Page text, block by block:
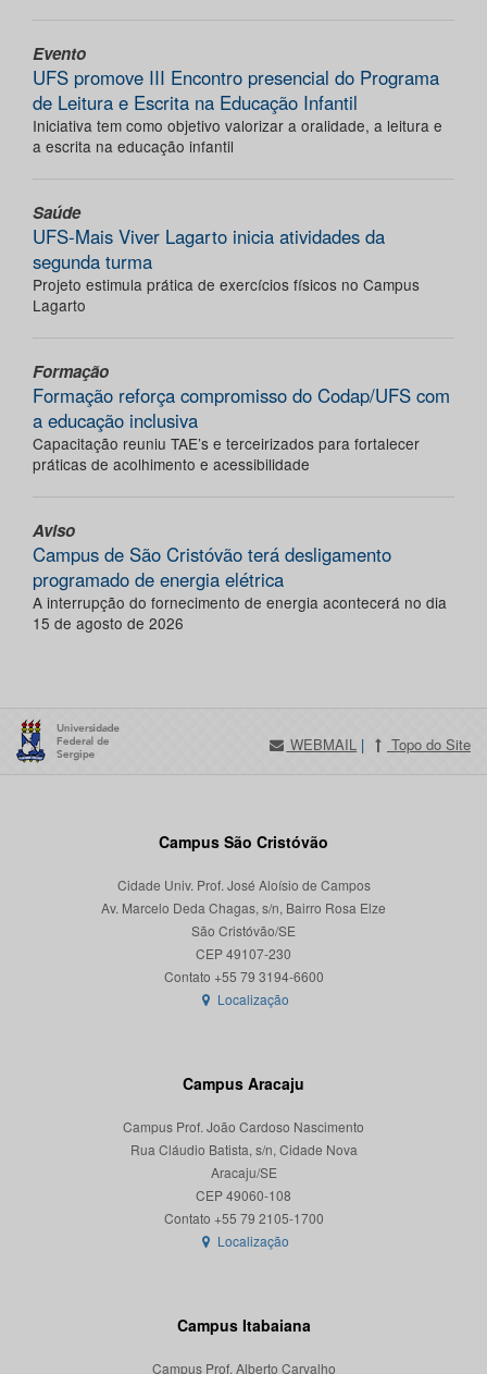
Evento
UFS promove III Encontro presencial do Programa
de Leitura e Escrita na Educação Infantil
Iniciativa tem como objetivo valorizar a oralidade, a leitura e
a escrita na educação infantil
Saúde
UFS-Mais Viver Lagarto inicia atividades da
segunda turma
Projeto estimula prática de exercícios físicos no Campus
Lagarto
Formação
Formação reforça compromisso do Codap/UFS com
a educação inclusiva
Capacitação reuniu TAE’s e terceirizados para fortalecer
práticas de acolhimento e acessibilidade
Aviso
Campus de São Cristóvão terá desligamento
programado de energia elétrica
A interrupção do fornecimento de energia acontecerá no dia
15 de agosto de 2026
WEBMAIL | Topo do Site
Campus São Cristóvão
Cidade Univ. Prof. José Aloísio de Campos
Av. Marcelo Deda Chagas, s/n, Bairro Rosa Elze
São Cristóvão/SE
CEP 49107-230
Localização
Campus Aracaju
Campus Prof. João Cardoso Nascimento
Rua Cláudio Batista, s/n, Cidade Nova
Aracaju/SE
CEP 49060-108
Localização
Campus Itabaiana
Campus Prof. Alberto Carvalho